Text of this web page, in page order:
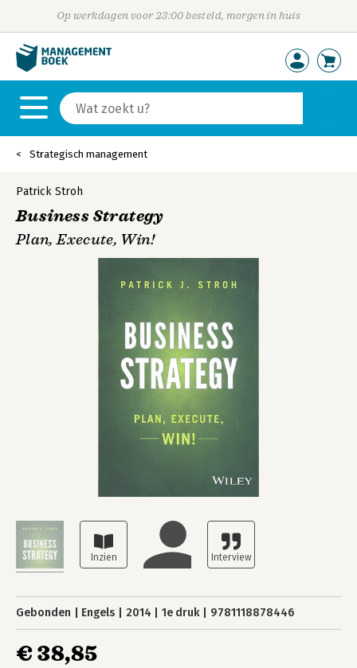
Op werkdagen voor 23:00 besteld, morgen in huis
Strategisch management
Patrick Stroh
Business Strategy
Plan, Execute, Win!
Gebonden Engels 2014 1e druk 9781118878446
€ 38,85